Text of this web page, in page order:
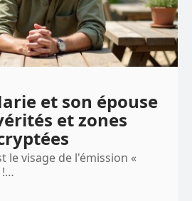
et son épouse
et zones
le visage de l'émission «
…